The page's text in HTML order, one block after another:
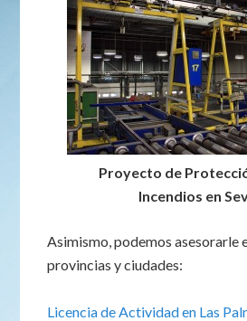
Proyecto de
Incendios en
Asimismo, podemos asesorarle
provincias y ciudades:
Licencia de Actividad en Las